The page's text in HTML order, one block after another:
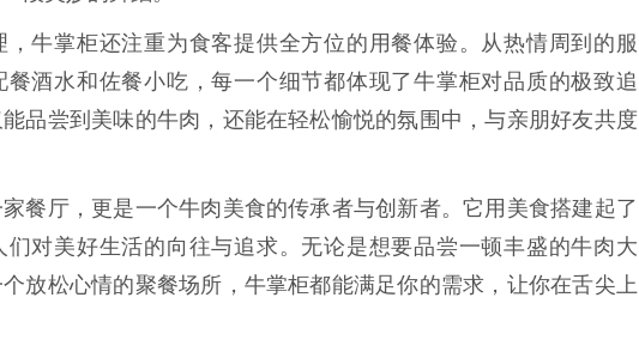
，牛掌柜还注重为食客提供全方位的用餐体验。从热情周到的服
酒水和佐餐小吃，每一个细节都体现了牛掌柜对品质的极致追
品尝到美味的牛肉，还能在轻松愉悦的氛围中，与亲朋好友共度
餐厅，更是一个牛肉美食的传承者与创新者。它用美食搭建起了
们对美好生活的向往与追求。无论是想要品尝一顿丰盛的牛肉大
放松心情的聚餐场所，牛掌柜都能满足你的需求，让你在舌尖上